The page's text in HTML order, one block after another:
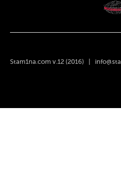
Stam1na.com v.12 (2016) |